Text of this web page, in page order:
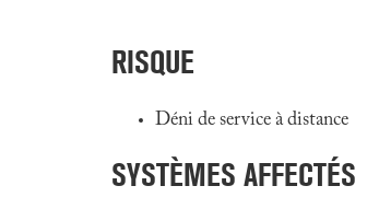
RISQUE
Déni de service à distance
SYSTÈMES AFFECTÉS